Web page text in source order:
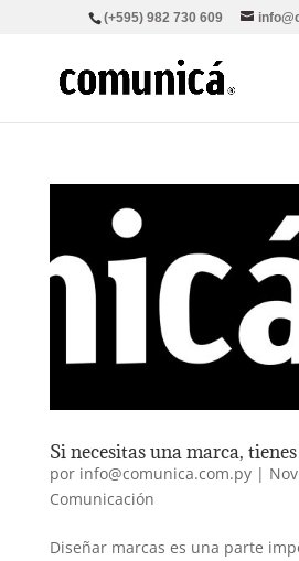
(+595) 982 730 609
Si necesitas una marca,
por info@comunica.com.py|
Comunicación
Diseñar marcas es una parte